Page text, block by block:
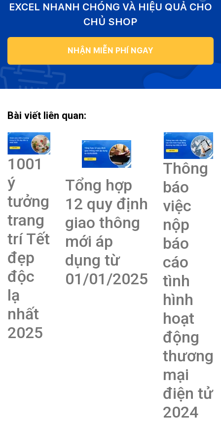
EXCEL NHANH CHÓNG VÀ HIỆU QUẢ CHO
CHỦ SHOP
NHẬN MIỄN PHÍ NGAY
Bài viết liên quan:
1001
ý
tưởng
trang
trí Tết
đẹp
độc
lạ
nhất
2025
Tổng hợp
12 quy định
giao thông
mới áp
dụng từ
01/01/2025
Thông
báo
việc
nộp
báo
cáo
tình
hình
hoạt
động
thương
mại
điện tử
2024